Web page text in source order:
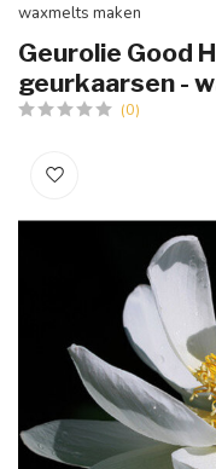
waxmelts maken
Geurolie Good
geurkaarsen -
(0)